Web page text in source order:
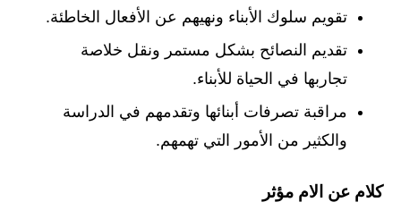
تقويم سلوك الأبناء ونهيهم عن الأفعال الخاطئة.
تقديم النصائح بشكل مستمر ونقل خلاصة
تجاربها في الحياة للأبناء.
مراقبة تصرفات أبنائها وتقدمهم في الدراسة
والكثير من الأمور التي تهمهم.
كلام عن الام مؤثر